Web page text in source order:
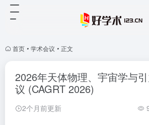
首页 • 学术会议 • 正文
2026年天体物理、宇宙学与
议 (CAGRT 2026)
2个月前更新